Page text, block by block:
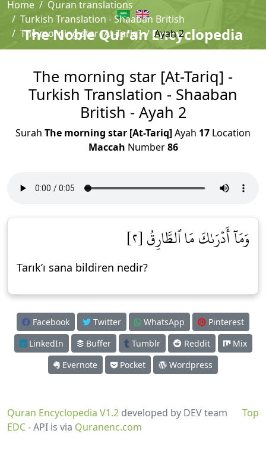
The Noble Qur'an Encyclopedia
Home
Quran translations
Turkish Translation - Shaaban British
The morning star [At-Tariq]
Ayah 2
The morning star [At-Tariq] -
Turkish Translation - Shaaban
British - Ayah 2
Surah The morning star [At-Tariq]Ayah 17 Location
Maccah Number86
وَمَآ أَدۡرَىٰكَ مَا ٱلطَّارِقُ [٢]
Tarık’ı sana bildiren nedir?
Facebook Twitter WhatsApp
Pinterest
LinkedIn
Buffer Tumblr Reddit
Mix
Evernote
Pocket Wordpress
Top
Quran Encyclopedia V1.2 developed by DEV team
EDC- API is via Quranenc.com